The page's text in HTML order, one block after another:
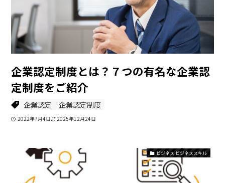
企業認定制度とは？７つの有名な企業認
定制度をご紹介
企業認定 企業認定制度
2022年7月4日 2025年12月24日
ビジネス ビジネススキル